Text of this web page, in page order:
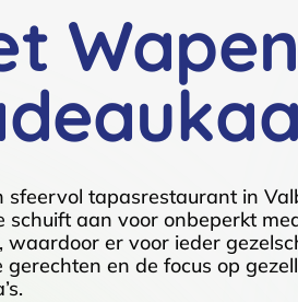
sfeervol tapasrestaurant in
schuift aan voor onbeperkt
waardoor er voor ieder
gerechten en de focus op